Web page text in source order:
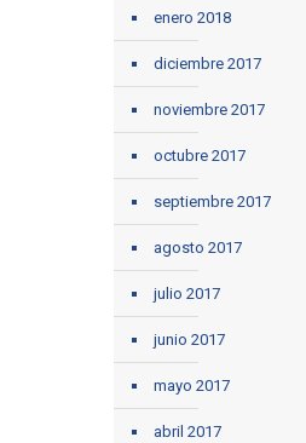
enero 2018
diciembre 2017
noviembre 2017
octubre 2017
septiembre 2017
agosto 2017
julio 2017
junio 2017
mayo 2017
abril 2017